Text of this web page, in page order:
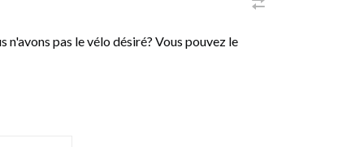
n'avons pas le vélo désiré? Vous pouvez le